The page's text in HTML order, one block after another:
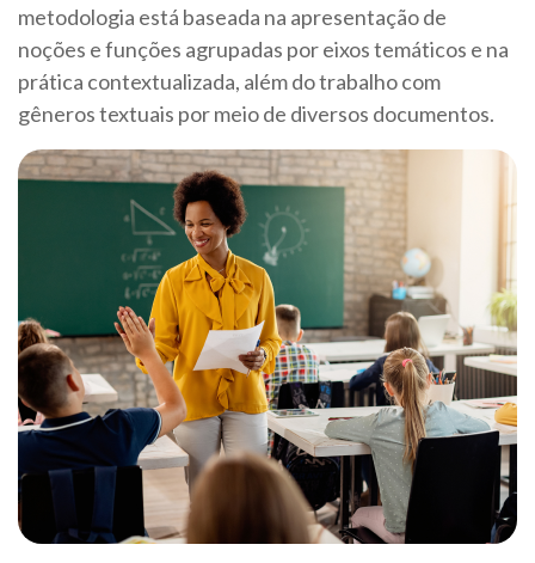
metodologia está baseada na apresentação de
noções e funções agrupadas por eixos temáticos e na
prática contextualizada, além do trabalho com
gêneros textuais por meio de diversos documentos.